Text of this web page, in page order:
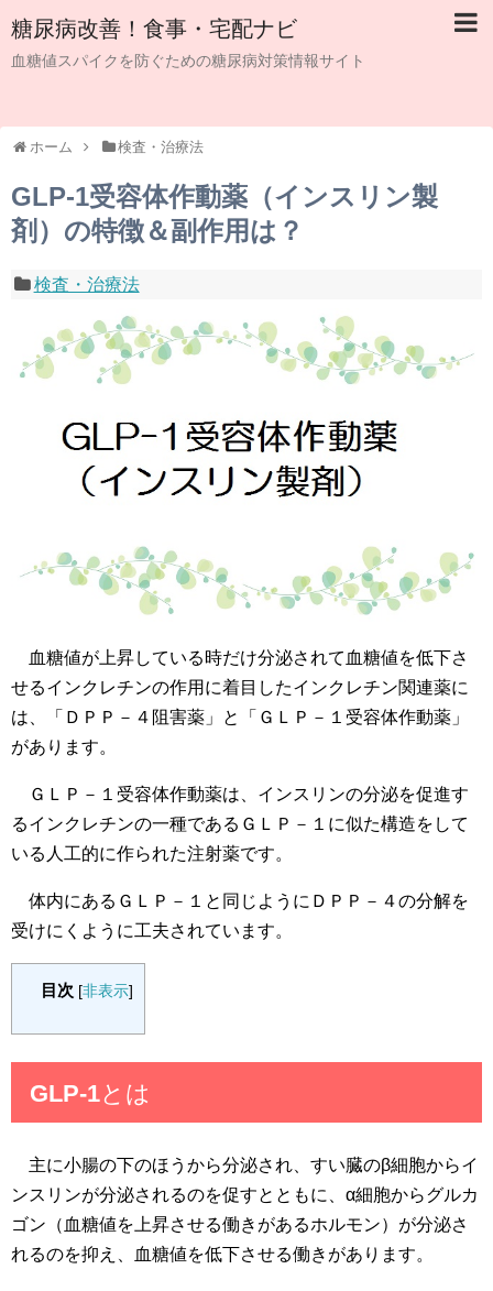
糖尿病改善！食事・宅配ナビ
血糖値スパイクを防ぐための糖尿病対策情報サイト
ホーム 検査・治療法
GLP-1受容体作動薬（インスリン製
剤）の特徴＆副作用は？
検査・治療法
血糖値が上昇している時だけ分泌されて血糖値を低下さ
せるインクレチンの作用に着目したインクレチン関連薬に
は、「ＤＰＰ－４阻害薬」と「ＧＬＰ－１受容体作動薬」
があります。
ＧＬＰ－１受容体作動薬は、インスリンの分泌を促進す
るインクレチンの一種であるＧＬＰ－１に似た構造をして
いる人工的に作られた注射薬です。
体内にあるＧＬＰ－１と同じようにＤＰＰ－４の分解を
受けにくように工夫されています。
目次 [非表示]
GLP-1とは
主に小腸の下のほうから分泌され、すい臓のβ細胞からイ
ンスリンが分泌されるのを促すとともに、α細胞からグルカ
ゴン（血糖値を上昇させる働きがあるホルモン）が分泌さ
れるのを抑え、血糖値を低下させる働きがあります。